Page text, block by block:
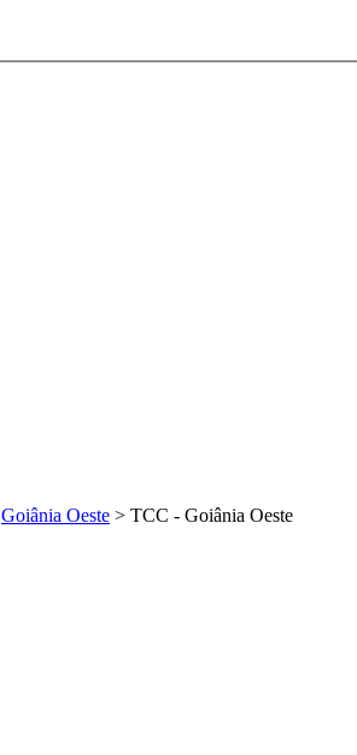
Goiânia Oeste > TCC - Goiânia Oeste